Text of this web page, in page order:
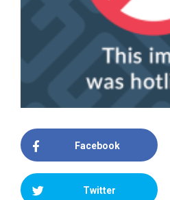
Facebook
Twitter